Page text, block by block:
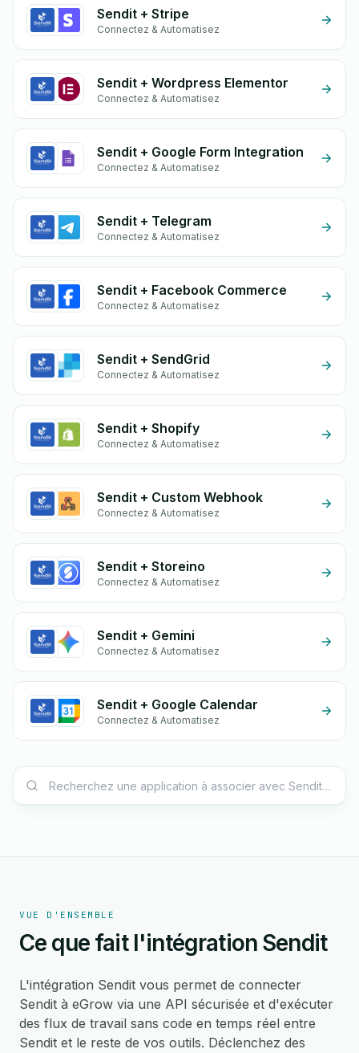
Sendit + Stripe
Connectez & Automatisez
Sendit + Wordpress Elementor
Connectez & Automatisez
Sendit + Google Form Integration
Connectez & Automatisez
Sendit + Telegram
Connectez & Automatisez
Sendit + Facebook Commerce
Connectez & Automatisez
Sendit + SendGrid
Connectez & Automatisez
Sendit + Shopify
Connectez & Automatisez
Sendit + Custom Webhook
Connectez & Automatisez
Sendit + Storeino
Connectez & Automatisez
Sendit + Gemini
Connectez & Automatisez
Sendit + Google Calendar
Connectez & Automatisez
VUE D'ENSEMBLE
Ce que fait l'intégration Sendit
L'intégration Sendit vous permet de connecter
Sendit à eGrow via une API sécurisée et d'exécuter
des flux de travail sans code en temps réel entre
Sendit et le reste de vos outils. Déclenchez des